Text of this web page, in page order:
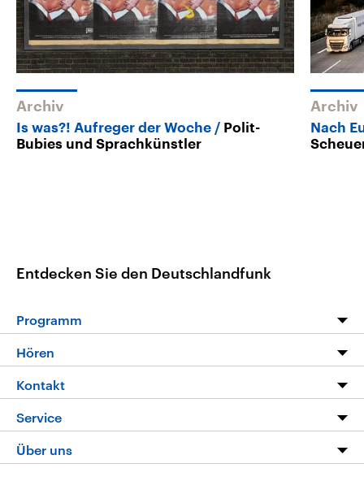
Archiv
Is was?! Aufreger der Woche
Polit-
Bubies und Sprachkünstler
Archiv
Nach
Entdecken Sie den Deutschlandfunk
Programm
Programm
Die Nachrichten
Nachrichtenleicht
Neue Beiträge auf dlf.de
Hören
Livestream
Podcasts
Deutschlandfunk App
Kontakt
Hörerservice
Service
FAQ
Über uns